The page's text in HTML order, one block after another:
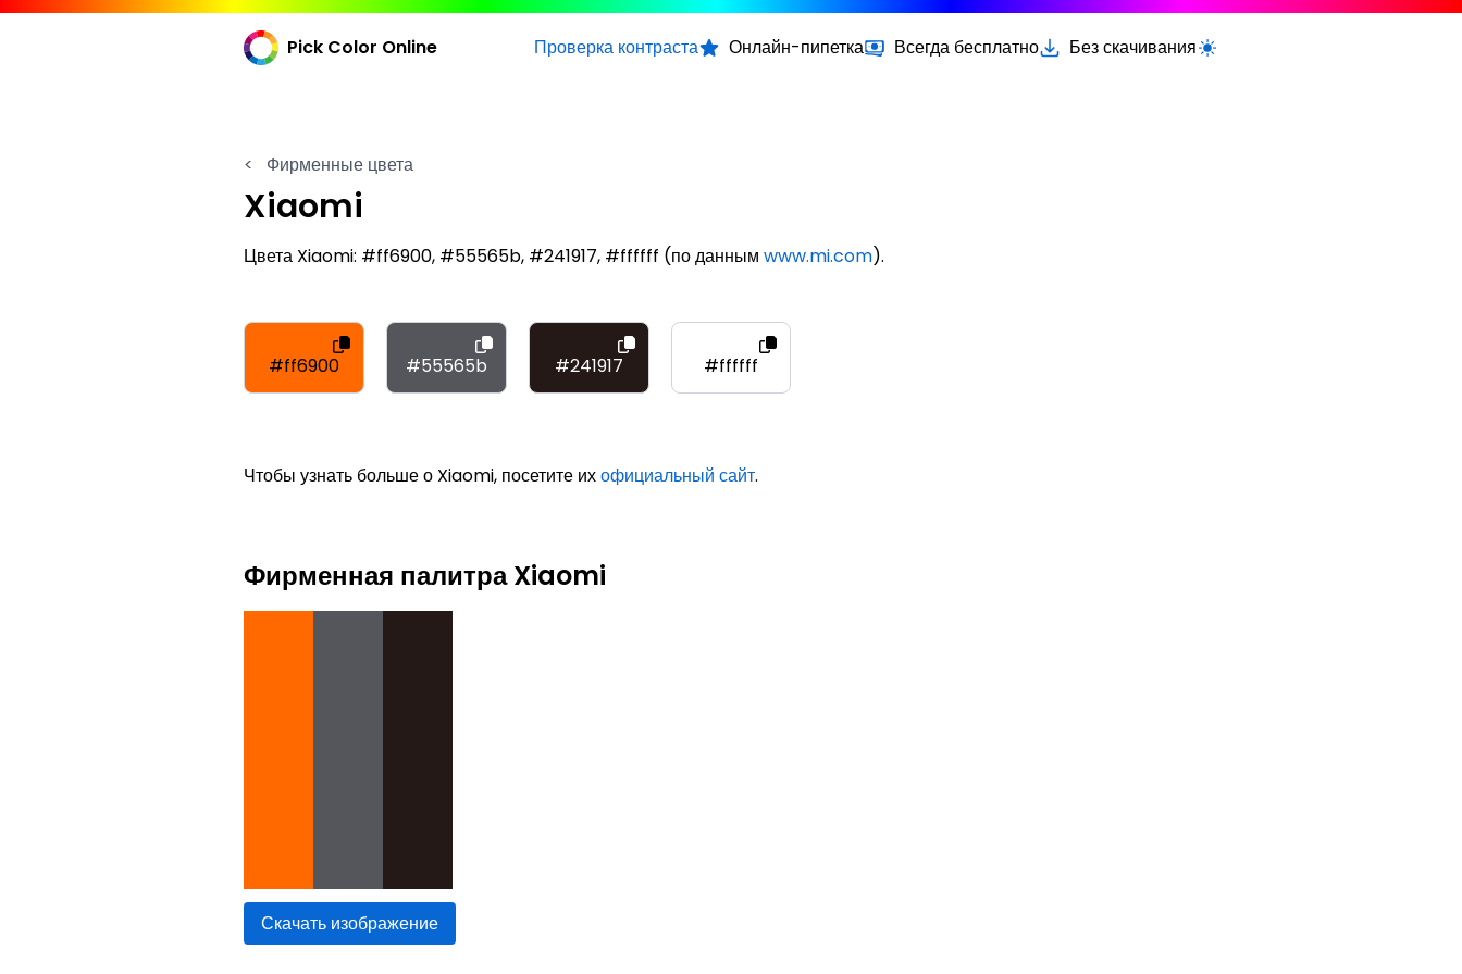
Pick Color Online Проверка контраста Онлайн-пипетка Всегда бесплатно Без скачиванияПереключить светлую/тёмную тему
< Фирменные цвета
Xiaomi
Цвета Xiaomi: #ff6900, #55565b, #241917, #ffffff (по данным www.mi.com).
#ff6900 #55565b #241917 #ffffff
Чтобы узнать больше о Xiaomi, посетите ихофициальный сайт.
Фирменная палитра Xiaomi
Скачать изображение